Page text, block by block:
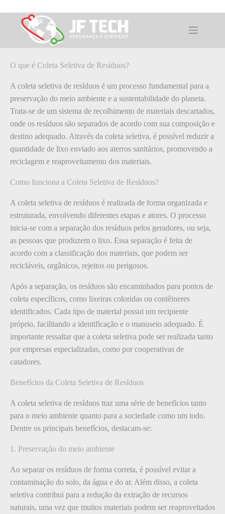
para
conteúdoO que é: Coleta Seletiva de Resíduos?
O que é Coleta Seletiva de Resíduos?
A coleta seletiva de resíduos é um processo fundamental para a
preservação do meio ambiente e a sustentabilidade do planeta.
Trata-se de um sistema de recolhimento de materiais descartados,
onde os resíduos são separados de acordo com sua composição e
destino adequado. Através da coleta seletiva, é possível reduzir a
quantidade de lixo enviado aos aterros sanitários, promovendo a
reciclagem e reaproveitamento dos materiais.
Como funciona a Coleta Seletiva de Resíduos?
A coleta seletiva de resíduos é realizada de forma organizada e
estruturada, envolvendo diferentes etapas e atores. O processo
inicia-se com a separação dos resíduos pelos geradores, ou seja,
as pessoas que produzem o lixo. Essa separação é feita de
acordo com a classificação dos materiais, que podem ser
recicláveis, orgânicos, rejeitos ou perigosos.
Após a separação, os resíduos são encaminhados para pontos de
coleta específicos, como lixeiras coloridas ou contêineres
identificados. Cada tipo de material possui um recipiente
próprio, facilitando a identificação e o manuseio adequado. É
importante ressaltar que a coleta seletiva pode ser realizada tanto
por empresas especializadas, como por cooperativas de
catadores.
Benefícios da Coleta Seletiva de Resíduos
A coleta seletiva de resíduos traz uma série de benefícios tanto
para o meio ambiente quanto para a sociedade como um todo.
Dentre os principais benefícios, destacam-se:
1. Preservação do meio ambiente
Ao separar os resíduos de forma correta, é possível evitar a
contaminação do solo, da água e do ar. Além disso, a coleta
seletiva contribui para a redução da extração de recursos
naturais, uma vez que muitos materiais podem ser reaproveitados